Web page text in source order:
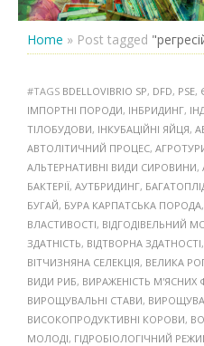
Home » Post tagged
#TAGS BDELLOVIBRIO SP, DFD, PSE,
ІМПОРТНІ ПОРОДИ, ІНБРИДИНГ,
ТІЛОБУДОВИ, ІНКУБАЦІЙНІ ЯЙЦЯ,
АВТОЛІТИЧНИЙ ПРОЦЕС,
АЛЬТЕРНАТИВНІ ВИДИ СИРОВИНИ,
БАКТЕРІЇ, АУТБРИДИНГ,
БУГАЙ, БУРА КАРПАТСЬКА ПОРОДА,
ВЛАСТИВОСТІ, ВІДГОДІВЕЛЬНИЙ
ЗДАТНІСТЬ, ВІДТВОРНА ЗДАТНОСТІ,
ВІТЧИЗНЯНА СЕЛЕКЦІЯ, ВЕЛИКА
ВИДИ РИБ, ВИРАЖЕНІСТЬ М'ЯСНИХ
ВИРОЩУВАЛЬНІ СТАВИ,
ВИСОКОПРОДУКТИВНІ КОРОВИ,
МОЛОДІ, ГІДРОБІОЛОГІЧНИЙ